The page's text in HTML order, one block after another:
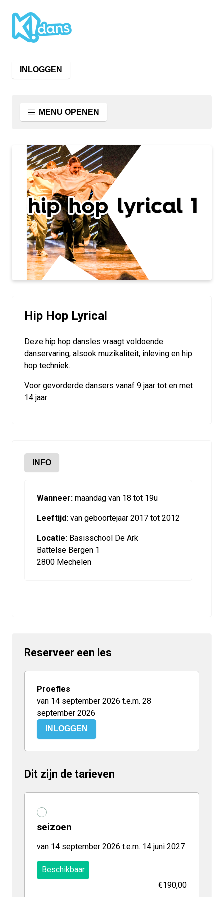
INLOGGEN
MENU OPENEN
Hip Hop Lyrical
Deze hip hop dansles vraagt voldoende
danservaring, alsook muzikaliteit, inleving en hip
hop techniek.
Voor gevorderde dansers vanaf 9 jaar tot en met
14 jaar
INFO
Wanneer: maandag van 18 tot 19u
Leeftijd: van geboortejaar 2017 tot 2012
Locatie: Basisschool De Ark
Battelse Bergen 1
2800 Mechelen
Reserveer een les
Proefles
van 14 september 2026 t.e.m. 28
september 2026
INLOGGEN
Dit zijn de tarieven
seizoen
van 14 september 2026 t.e.m. 14 juni 2027
Beschikbaar
€190,00